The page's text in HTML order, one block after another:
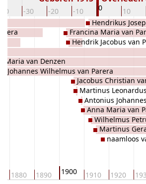
-30 -20 -10 0 10
1880 1890 1900 1910 1920
Maria van Denzen
Johannes Wilhelmus van Parera
Francina Maria van
Hendrik Jacobus van
Jacobus Christian
Martinus
Antonius
Anna Maria van
Hendrikus
Wilhelmus
Martinus
naamloos